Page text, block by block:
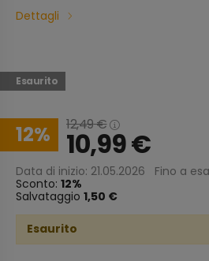
Dettagli
Esaurito
12 12,49€
10,99€
Data di inizio: 21.05.2026
Fino a
Sconto: 12
Salvataggio 1,50 €
Esaurito